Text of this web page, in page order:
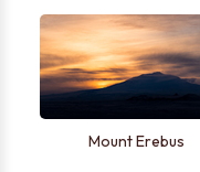
Mount Erebus